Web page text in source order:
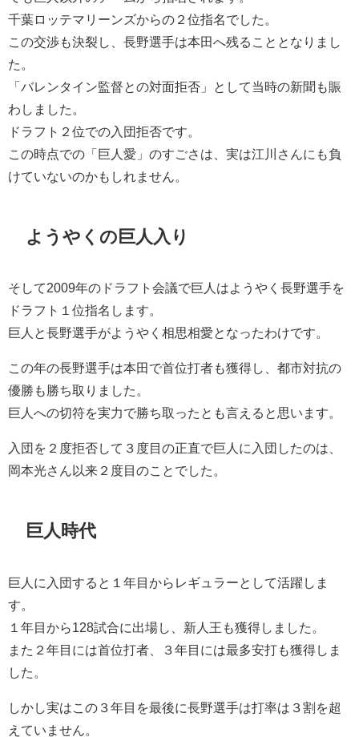
千葉ロッテマリーンズからの２位指名でした。
この交渉も決裂し、長野選手は本田へ残ることとなりまし
た。
「バレンタイン監督との対面拒否」として当時の新聞も賑
わしました。
ドラフト２位での入団拒否です。
この時点での「巨人愛」のすごさは、実は江川さんにも負
けていないのかもしれません。
ようやくの巨人入り
そして2009年のドラフト会議で巨人はようやく長野選手を
ドラフト１位指名します。
巨人と長野選手がようやく相思相愛となったわけです。
この年の長野選手は本田で首位打者も獲得し、都市対抗の
優勝も勝ち取りました。
巨人への切符を実力で勝ち取ったとも言えると思います。
入団を２度拒否して３度目の正直で巨人に入団したのは、
岡本光さん以来２度目のことでした。
巨人時代
巨人に入団すると１年目からレギュラーとして活躍しま
す。
１年目から128試合に出場し、新人王も獲得しました。
また２年目には首位打者、３年目には最多安打も獲得しま
した。
しかし実はこの３年目を最後に長野選手は打率は３割を超
えていません。